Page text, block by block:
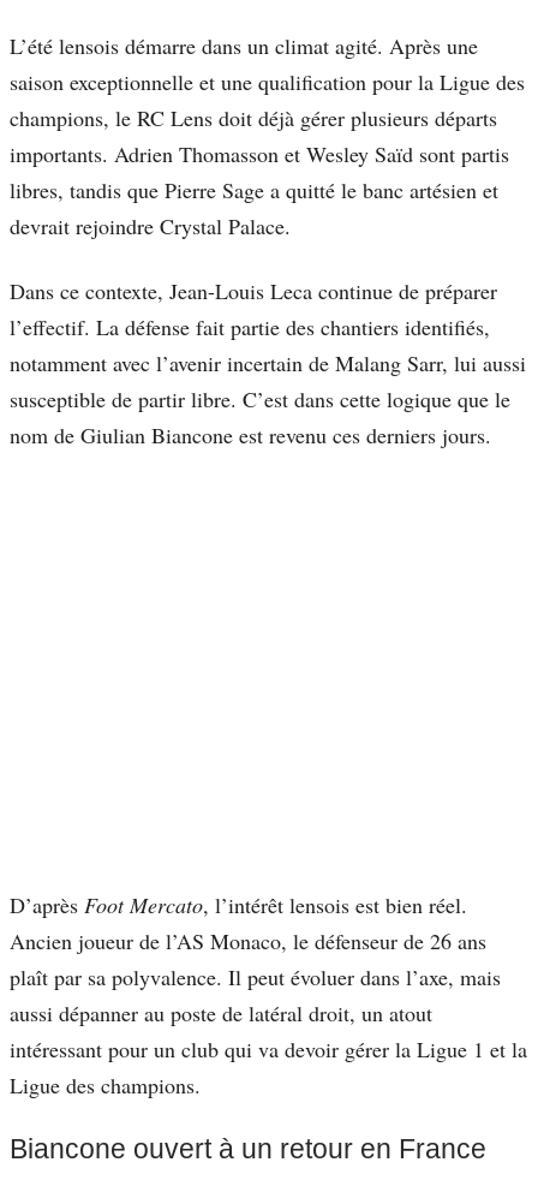
L’été lensois démarre dans un climat agité. Après une
saison exceptionnelle et une qualification pour la Ligue des
champions, le RC Lens doit déjà gérer plusieurs départs
importants. Adrien Thomasson et Wesley Saïd sont partis
libres, tandis que Pierre Sage a quitté le banc artésien et
devrait rejoindre Crystal Palace.
Dans ce contexte, Jean-Louis Leca continue de préparer
l’effectif. La défense fait partie des chantiers identifiés,
notamment avec l’avenir incertain de Malang Sarr, lui aussi
susceptible de partir libre. C’est dans cette logique que le
nom de Giulian Biancone est revenu ces derniers jours.
D’après Foot Mercato, l’intérêt lensois est bien réel.
Ancien joueur de l’AS Monaco, le défenseur de 26 ans
plaît par sa polyvalence. Il peut évoluer dans l’axe, mais
aussi dépanner au poste de latéral droit, un atout
intéressant pour un club qui va devoir gérer la Ligue 1 et la
Ligue des champions.
Biancone ouvert à un retour en France